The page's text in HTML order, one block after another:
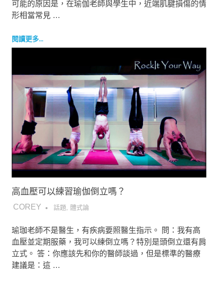
可能的原因是，在瑜伽老師與學生中，近端肌腱損傷的情
形相當常見 …
閱讀更多...
高血壓可以練習瑜伽倒立嗎？
2018-12-25
COREY 話題, 體式論
瑜珈老師不是醫生，有疾病要照醫生指示。 問：我有高
血壓並定期服藥，我可以練倒立嗎？特別是頭倒立還有肩
立式。 答：你應該先和你的醫師談過，但是標準的醫療
建議是：這 …